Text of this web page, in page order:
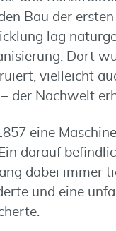
Bau der
lag
Dort
vielleicht
der Nachwelt
eine
darauf
dabei immer
und eine